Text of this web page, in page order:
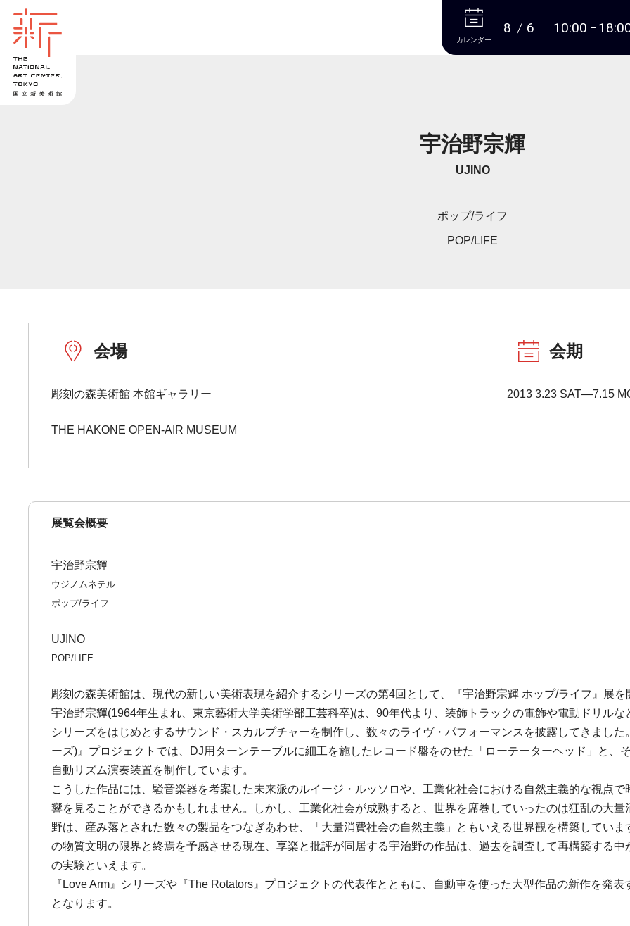
本文へ
カレンダー
8 6 10:00
宇治野宗輝
UJINO
ポップ/ライフ
POP/LIFE
会場
彫刻の森美術館 本館ギャラリー
THE HAKONE OPEN-AIR MUSEUM
会期
2013 3.23 SAT―7.15
展覧会概要
宇治野宗輝
ウジノムネテル
ポップ/ライフ
UJINO
POP/LIFE
彫刻の森美術館は、現代の新しい美術表現を紹介するシリーズの第4回として、『宇治野宗輝 ホップ/ライフ』展を
宇治野宗輝(1964年生まれ、東京藝術大学美術学部工芸科卒)は、90年代より、装飾トラックの電飾や電動ドリル
シリーズをはじめとするサウンド・スカルプチャーを制作し、数々のライヴ・パフォーマンスを披露してきまし
ーズ)』プロジェクトでは、DJ用ターンテーブルに細工を施したレコード盤をのせた「ローテーターヘッド」と、
自動リズム演奏装置を制作しています。
こうした作品には、騒音楽器を考案した未来派のルイージ・ルッソロや、工業化社会における自然主義的な視点
響を見ることができるかもしれません。しかし、工業化社会が成熟すると、世界を席巻していったのは狂乱の大
野は、産み落とされた数々の製品をつなぎあわせ、「大量消費社会の自然主義」ともいえる世界観を構築してい
の物質文明の限界と終焉を予感させる現在、享楽と批評が同居する宇治野の作品は、過去を調査して再構築する
の実験といえます。
『Love Arm』シリーズや『The Rotators』プロジェクトの代表作とともに、自動車を使った大型作品の新作を発
となります。